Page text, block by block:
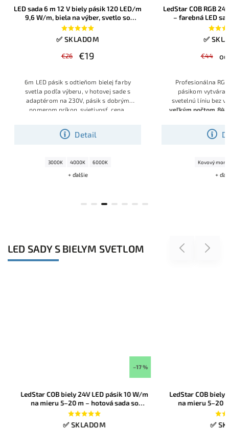
LED sada 6 m 12 V biely pásik 120 LED/m
9,6 W/m, biela na výber, svetlo so
zdrojom
✅ SKLADOM
€26 €19
Detail
6m LED pásik s odtieňom bielej farby
svetla podľa výberu, v hotovej sade s
adaptérom na 230V, pásik s dobrým
pomerom príkon, svietivosť, cena.
3000K 4000K 6000K
+ ďalšie
LedStar COB RGB
– farebná LED
ovládačom na
✅
€44 od
Profesionálna
pásikom vytvára
svetelnú líniu bez
veľkým počtom
aj diaľkového
pripravené na
Kovový
+
LED SADY S BIELYM SVETLOM Previous
–17 %
LedStar COB biely 24V LED pásik 10 W/m
na mieru 5–20 m – hotová sada so
zdrojom, farba bielej na výber
✅ SKLADOM
LedStar COB biely
na mieru 5–20 m
zdrojom, farba
✅
Next